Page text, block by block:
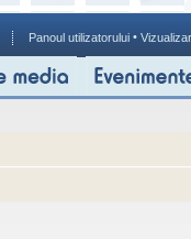
Panoul utilizatorului •